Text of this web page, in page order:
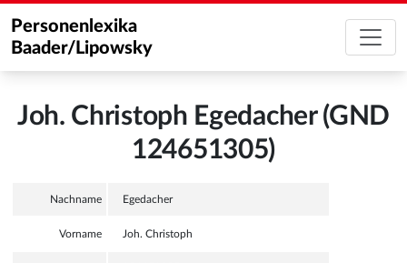
Personenlexika
Baader/Lipowsky
Joh. Christoph Egedacher (GND
124651305)
Nachname Egedacher
Vorname Joh. Christoph